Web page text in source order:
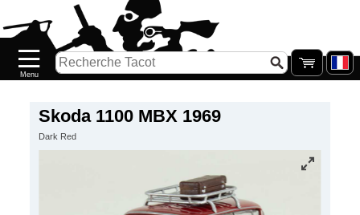
Skoda 1100 MBX 1969
Dark Red
Nouveautés
Catalogue/Stock
PETITS